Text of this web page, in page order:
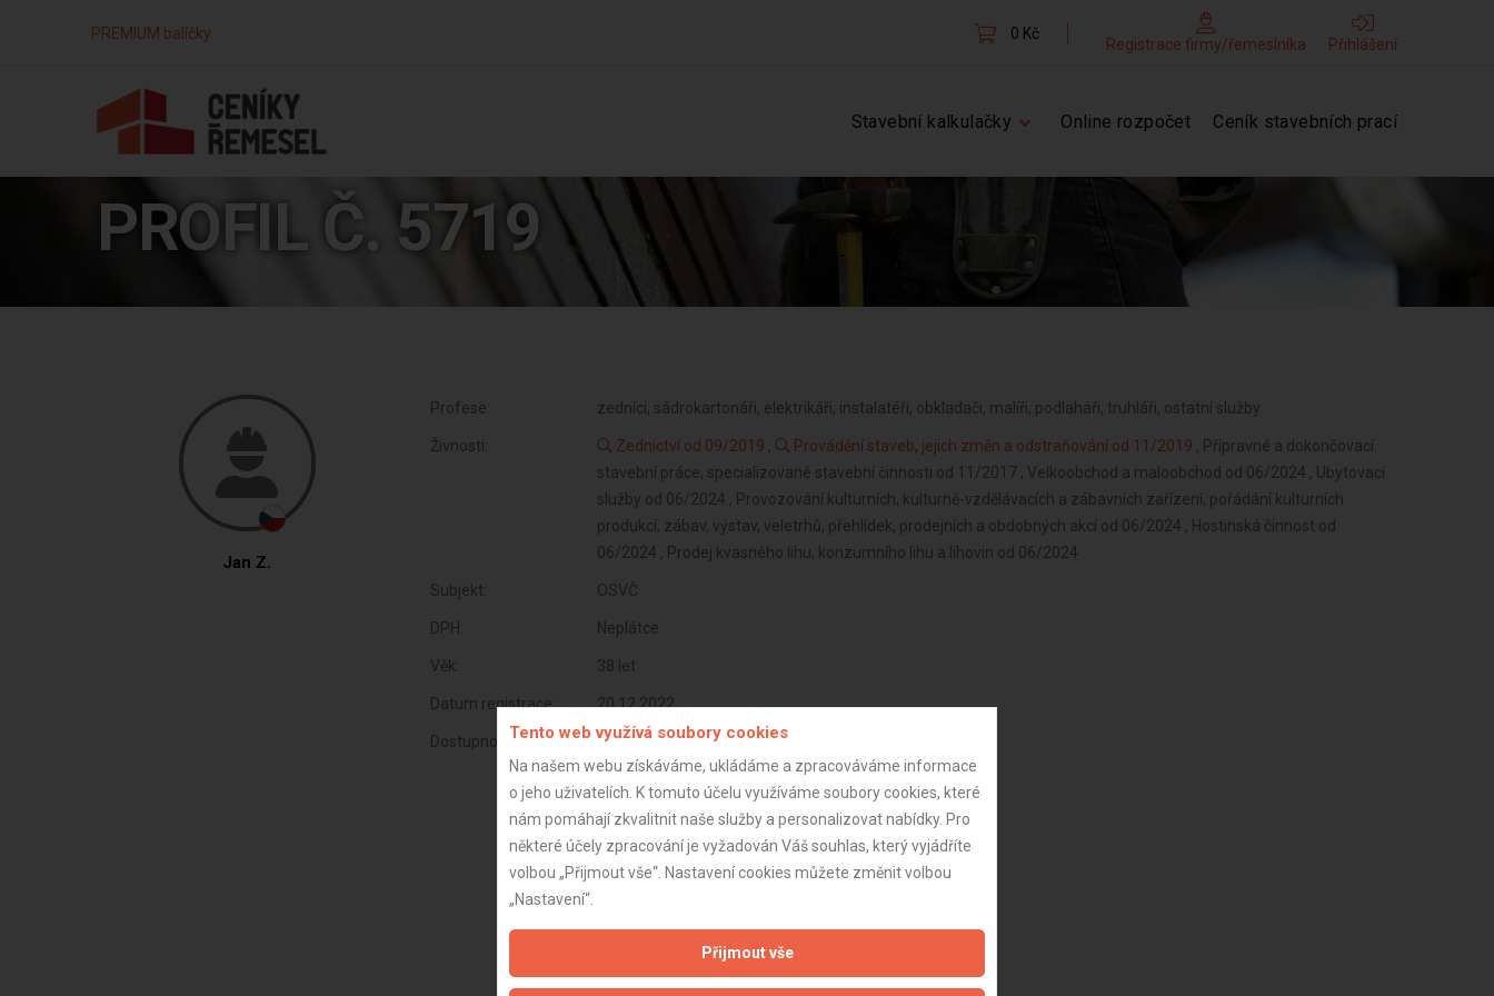
PREMIUM balíčky 0 Kč
Registrace firmy/řemeslníka Přihlášení
Stavební kalkulačky Online rozpočet Ceník stavebních prací
PROFIL Č. 5719
Jan Z.
Profese: zedníci, sádrokartonáři, elektrikáři, instalatéři, obkladači, malíři, podlaháři, truhláři, ostatní služby
Živnosti: Zednictví od 09/2019 , Provádění staveb, jejich změn a odstraňování od 11/2019 , Přípravné a dokončovací
stavební práce, specializované stavební činnosti od 11/2017 , Velkoobchod a maloobchod od 06/2024 , Ubytovací
služby od 06/2024 , Provozování kulturních, kulturně-vzdělávacích a zábavních zařízení, pořádání kulturních
produkcí, zábav, výstav, veletrhů, přehlídek, prodejních a obdobných akcí od 06/2024 , Hostinská činnost od
06/2024 , Prodej kvasného lihu, konzumního lihu a lihovin od 06/2024
Subjekt: OSVČ
DPH: Neplátce
Věk: 38 let
Datum registrace: 20.12.2022
Dostupnost:Tento web využívá soubory cookies
Na našem webu získáváme, ukládáme a zpracováváme informace
o jeho uživatelích. K tomuto účelu využíváme soubory cookies, které
nám pomáhají zkvalitnit naše služby a personalizovat nabídky. Pro
některé účely zpracování je vyžadován Váš souhlas, který vyjádříte
volbou „Přijmout vše“. Nastavení cookies můžete změnit volbou
„Nastavení“.
Přijmout vše